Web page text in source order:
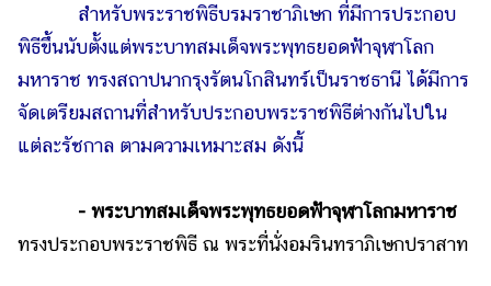
สำหรับพระราชพิธีบรมราชาภิเษก ที่มีการประกอบ
พิธีขึ้นนับตั้งแต่พระบาทสมเด็จพระพุทธยอดฟ้าจุฬาโลก
มหาราช ทรงสถาปนากรุงรัตนโกสินทร์เป็นราชธานี ได้มีการ
จัดเตรียมสถานที่สำหรับประกอบพระราชพิธีต่างกันไปใน
แต่ละรัชกาล ตามความเหมาะสม ดังนี้
- พระบาทสมเด็จพระพุทธยอดฟ้าจุฬาโลกมหาราช
ทรงประกอบพระราชพิธี ณ พระที่นั่งอมรินทราภิเษกปราสาท